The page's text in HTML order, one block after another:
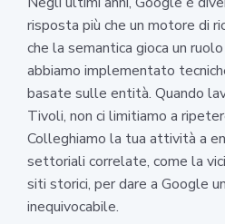
risposta più che un motore di
che la semantica gioca un
abbiamo implementato
basate sulle entità. Quando
Tivoli, non ci limitiamo a
Colleghiamo la tua attività a
settoriali correlate, come la
siti storici, per dare a Google
inequivocabile.